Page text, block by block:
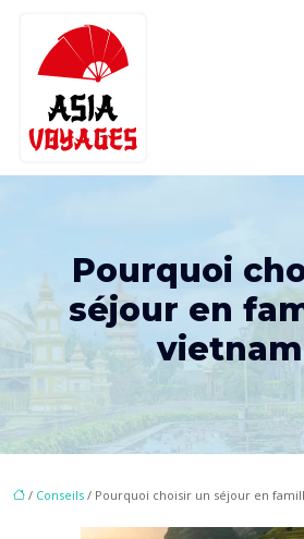
Pourquoi
séjour en
/ Conseils / Pourquoi choisir un séjour en